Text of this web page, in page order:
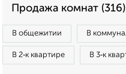
Продажа комнат (316)
В общежитии В
В 2‑к квартире В 3‑к